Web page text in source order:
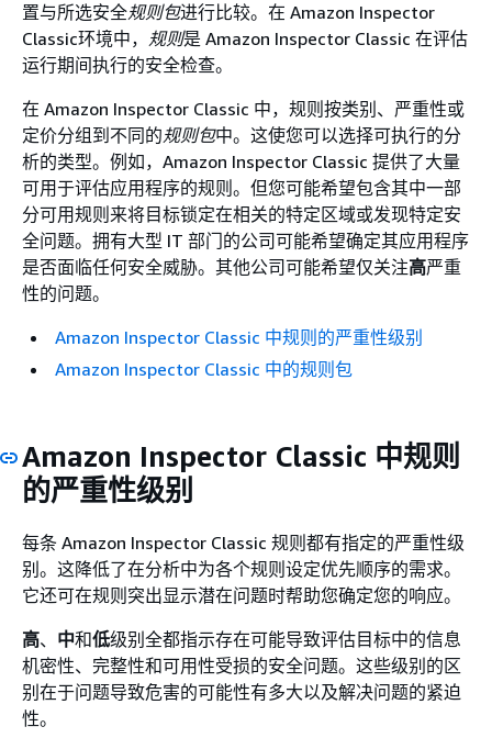
置与所选安全规则包进行比较。在 Amazon Inspector
Classic环境中， 规则是 Amazon Inspector Classic 在评估
运行期间执行的安全检查。
在 Amazon Inspector Classic 中，规则按类别、严重性或
定价分组到不同的规则包中。这使您可以选择可执行的分
析的类型。例如，Amazon Inspector Classic 提供了大量
可用于评估应用程序的规则。但您可能希望包含其中一部
分可用规则来将目标锁定在相关的特定区域或发现特定安
全问题。拥有大型 IT 部门的公司可能希望确定其应用程序
是否面临任何安全威胁。其他公司可能希望仅关注高严重
性的问题。
Amazon Inspector Classic 中规则的严重性级别
Amazon Inspector Classic 中的规则包
Amazon Inspector Classic 中规则
的严重性级别
每条 Amazon Inspector Classic 规则都有指定的严重性级
别。这降低了在分析中为各个规则设定优先顺序的需求。
它还可在规则突出显示潜在问题时帮助您确定您的响应。
高、 中和低级别全都指示存在可能导致评估目标中的信息
机密性、完整性和可用性受损的安全问题。这些级别的区
别在于问题导致危害的可能性有多大以及解决问题的紧迫
性。